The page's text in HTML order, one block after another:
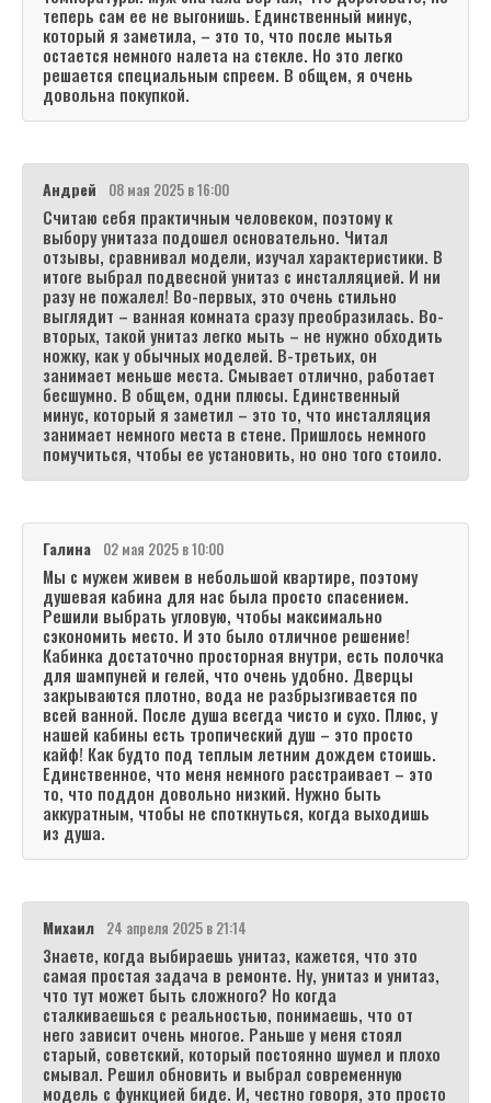
теперь сам ее не выгонишь. Единственный минус,
который я заметила, – это то, что после мытья
остается немного налета на стекле. Но это легко
решается специальным спреем. В общем, я очень
довольна покупкой.
Андрей 08 мая 2025 в 16:00
Считаю себя практичным человеком, поэтому к
выбору унитаза подошел основательно. Читал
отзывы, сравнивал модели, изучал характеристики. В
итоге выбрал подвесной унитаз с инсталляцией. И ни
разу не пожалел! Во-первых, это очень стильно
выглядит – ванная комната сразу преобразилась. Во-
вторых, такой унитаз легко мыть – не нужно обходить
ножку, как у обычных моделей. В-третьих, он
занимает меньше места. Смывает отлично, работает
бесшумно. В общем, одни плюсы. Единственный
минус, который я заметил – это то, что инсталляция
занимает немного места в стене. Пришлось немного
помучиться, чтобы ее установить, но оно того стоило.
Галина 02 мая 2025 в 10:00
Мы с мужем живем в небольшой квартире, поэтому
душевая кабина для нас была просто спасением.
Решили выбрать угловую, чтобы максимально
сэкономить место. И это было отличное решение!
Кабинка достаточно просторная внутри, есть полочка
для шампуней и гелей, что очень удобно. Дверцы
закрываются плотно, вода не разбрызгивается по
всей ванной. После душа всегда чисто и сухо. Плюс, у
нашей кабины есть тропический душ – это просто
кайф! Как будто под теплым летним дождем стоишь.
Единственное, что меня немного расстраивает – это
то, что поддон довольно низкий. Нужно быть
аккуратным, чтобы не споткнуться, когда выходишь
из душа.
Михаил 24 апреля 2025 в 21:14
Знаете, когда выбираешь унитаз, кажется, что это
самая простая задача в ремонте. Ну, унитаз и унитаз,
что тут может быть сложного? Но когда
сталкиваешься с реальностью, понимаешь, что от
него зависит очень многое. Раньше у меня стоял
старый, советский, который постоянно шумел и плохо
смывал. Решил обновить и выбрал современную
модель с функцией биде. И, честно говоря, это просто